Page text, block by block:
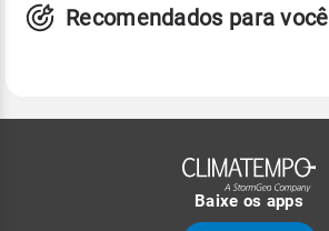
Recomendados para você
Baixe os apps